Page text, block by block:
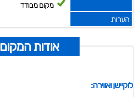
מקום מבודד
הערות
אודות המקום
לוקיישן ואווירה: